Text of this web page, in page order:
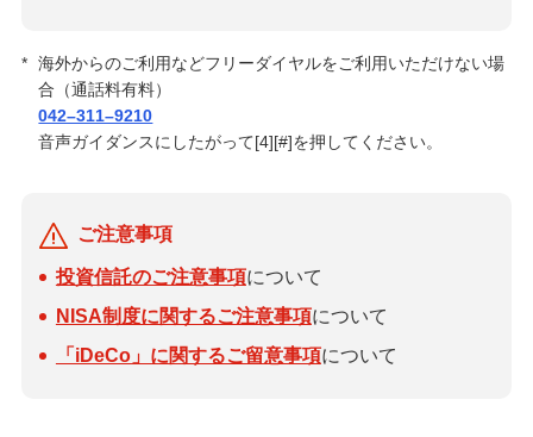
* 海外からのご利用などフリーダイヤルをご利用いただけない場
合（通話料有料）
042–311–9210
音声ガイダンスにしたがって[4][#]を押してください。
ご注意事項
投資信託のご注意事項について
NISA制度に関するご注意事項について
「iDeCo」に関するご留意事項について